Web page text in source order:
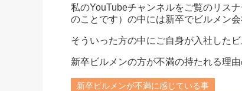
私のYouTubeチャンネルをご覧のリス
のことです）の中には新卒でビルメン
そういった方の中にご自身が入社した
新卒ビルメンの方が不満の持たれる理
新卒ビルメンが不満に感じている事